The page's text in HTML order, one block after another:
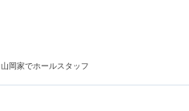
山岡家でホールスタッフ